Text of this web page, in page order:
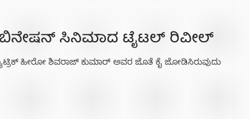
ಸಿನಿಮಾದ ಟೈಟಲ್ ರಿವೀಲ್
ಹೀರೋ ಶಿವರಾಜ್ ಕುಮಾರ್ ಅವರ ಜೊತೆ ಕೈ ಜೋಡಿಸಿರುವುದು